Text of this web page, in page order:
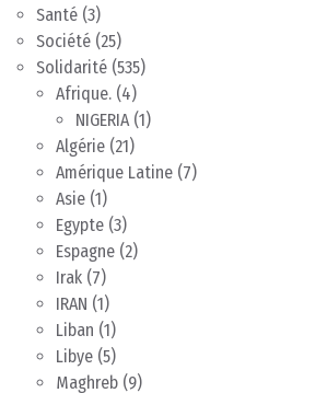
Santé (3)
Société (25)
Solidarité (535)
Afrique. (4)
NIGERIA(1)
Algérie (21)
Amérique Latine (7)
Asie (1)
Egypte (3)
Espagne (2)
Irak (7)
IRAN (1)
Liban (1)
Libye (5)
Maghreb (9)